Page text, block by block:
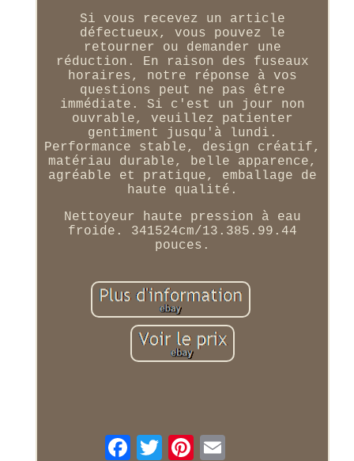
Si vous recevez un article
défectueux, vous pouvez le
retourner ou demander une
réduction. En raison des fuseaux
horaires, notre réponse à vos
questions peut ne pas être
immédiate. Si c'est un jour non
ouvrable, veuillez patienter
gentiment jusqu'à lundi.
Performance stable, design créatif,
matériau durable, belle apparence,
agréable et pratique, emballage de
haute qualité.
Nettoyeur haute pression à eau
froide. 341524cm/13.385.99.44
pouces.